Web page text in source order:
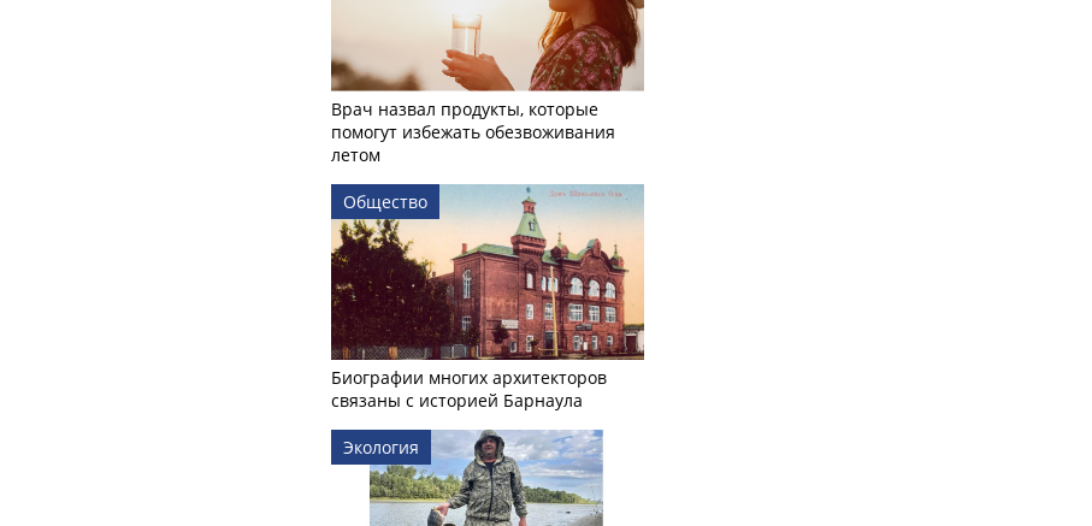
Врач назвал продукты, которые
помогут избежать обезвоживания
летом
Общество
Биографии многих архитекторов
связаны с историей Барнаула
Экология